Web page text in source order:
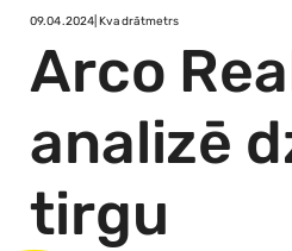
09.04.2024 | Kvadrātmetrs
Arco
analizē
tirgu